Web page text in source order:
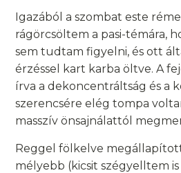
Igazából a szombat este
rágörcsöltem a pasi-témára,
sem tudtam figyelni, és ott
érzéssel kart karba öltve. A
írva a dekoncentráltság és a
szerencsére elég tompa
masszív önsajnálattól
Reggel fölkelve
mélyebb (kicsit szégyelltem